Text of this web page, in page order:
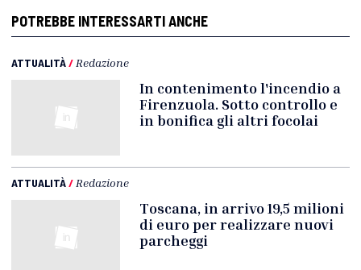
POTREBBE INTERESSARTI ANCHE
ATTUALITÀ/ Redazione
In contenimento l'incendio a
Firenzuola. Sotto controllo e
in bonifica gli altri focolai
ATTUALITÀ/ Redazione
Toscana, in arrivo 19,5 milioni
di euro per realizzare nuovi
parcheggi